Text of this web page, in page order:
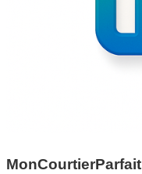
MonCourtierParfait